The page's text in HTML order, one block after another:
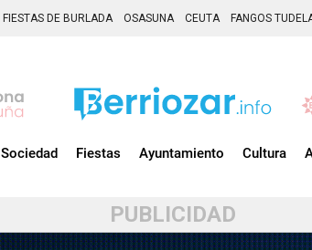
FIESTAS DE BURLADA OSASUNA CEUTA FANGOS
Sociedad Fiestas Ayuntamiento Cultura
PUBLICIDAD